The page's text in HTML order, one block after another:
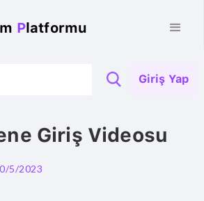
Platformu
Giriş Yap
Giriş Videosu
5/2023